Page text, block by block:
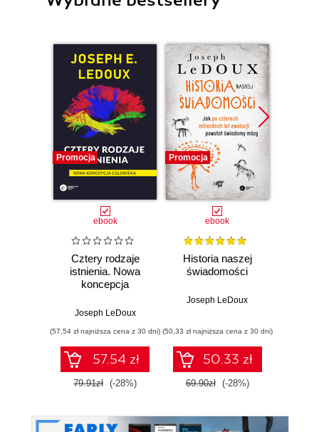
Promocja
ebook
Cztery rodzaje
istnienia. Nowa
koncepcja
Joseph LeDoux
(57,54 zł najniższa cena z 30 dni)
57.54 zł
79.91zł (-28%)
Promocja
ebook
Historia naszej
świadomości
Joseph LeDoux
(50,33 zł najniższa cena z 30 dni)
50.33 zł
69.90zł (-28%)